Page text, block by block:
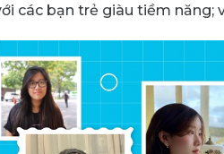
các bạn trẻ giàu tiềm năng;